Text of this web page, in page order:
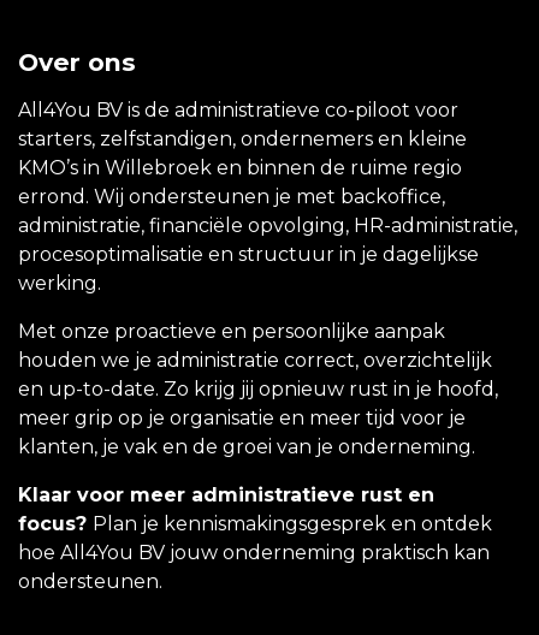
Over ons
All4You BV is de administratieve co-piloot voor
starters, zelfstandigen, ondernemers en kleine
KMO’s in Willebroek en binnen de ruime regio
errond. Wij ondersteunen je met backoffice,
administratie, financiële opvolging, HR-administratie,
procesoptimalisatie en structuur in je dagelijkse
werking.
Met onze proactieve en persoonlijke aanpak
houden we je administratie correct, overzichtelijk
en up-to-date. Zo krijg jij opnieuw rust in je hoofd,
meer grip op je organisatie en meer tijd voor je
klanten, je vak en de groei van je onderneming.
Klaar voor meer administratieve rust en
focus? Plan je kennismakingsgesprek en ontdek
hoe All4You BV jouw onderneming praktisch kan
ondersteunen.